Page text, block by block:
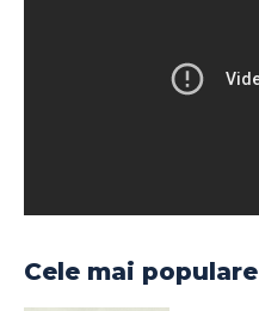
Cele mai populare